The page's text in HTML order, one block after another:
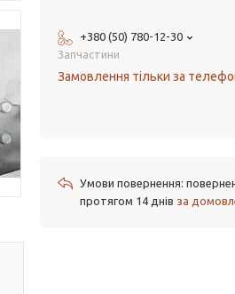
+380 (50) 780-12-30
Запчастини
Замовлення тільки за
протягом 14 днів за